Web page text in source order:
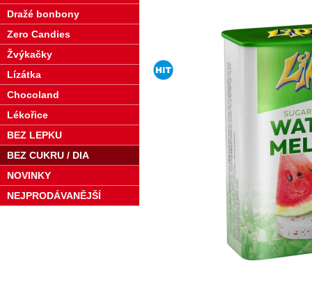
Dražé bonbony
Zero Candies
Žvýkačky
Lízátka
Chocoland
Lékořice
BEZ LEPKU
BEZ CUKRU / DIA
NOVINKY
NEJPRODÁVANĚJŠÍ